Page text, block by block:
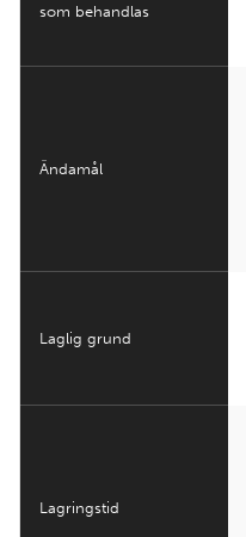
som behandlas
Ändamål
Laglig grund
Lagringstid